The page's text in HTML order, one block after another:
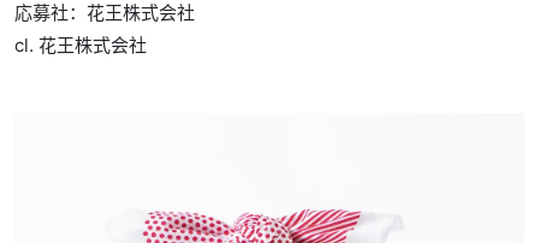
応募社：花王株式会社
cl. 花王株式会社